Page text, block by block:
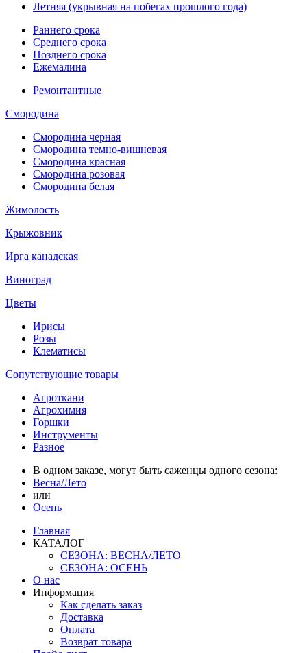
Летняя (укрывная на побегах прошлого года)
Раннего срока
Среднего срока
Позднего срока
Ежемалина
Ремонтантные
Смородина
Смородина черная
Смородина темно-вишневая
Смородина красная
Смородина розовая
Смородина белая
Жимолость
Крыжовник
Ирга канадская
Виноград
Цветы
Ирисы
Розы
Клематисы
Сопутствующие товары
Агроткани
Агрохимия
Горшки
Инструменты
Разное
В одном заказе, могут быть саженцы одного сезона:
Весна/Лето
или
Осень
Главная
КАТАЛОГ
СЕЗОНА: ВЕСНА/ЛЕТО
СЕЗОНА: ОСЕНЬ
О нас
Информация
Как сделать заказ
Доставка
Оплата
Возврат товара